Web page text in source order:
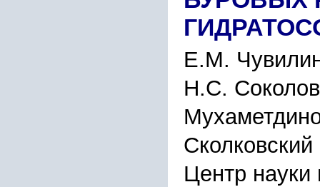
Е.М.
Н.С.
Сколковский
Центр науки